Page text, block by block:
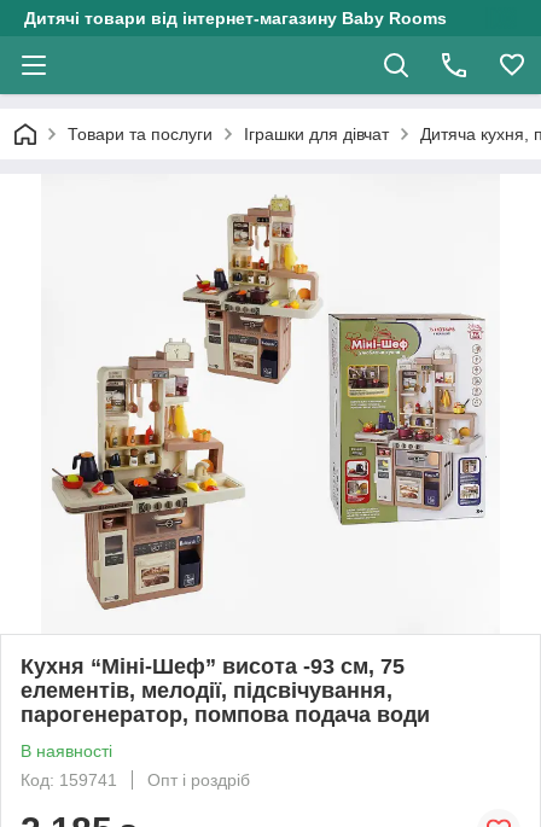
Дитячі товари від інтернет-магазину Baby Rooms
Товари та послуги Іграшки для дівчат Дитяча кухня,
Кухня “Міні-Шеф” висота -93 см, 75
елементів, мелодії, підсвічування,
парогенератор, помпова подача води
В наявності
Код: 159741
Опт і роздріб